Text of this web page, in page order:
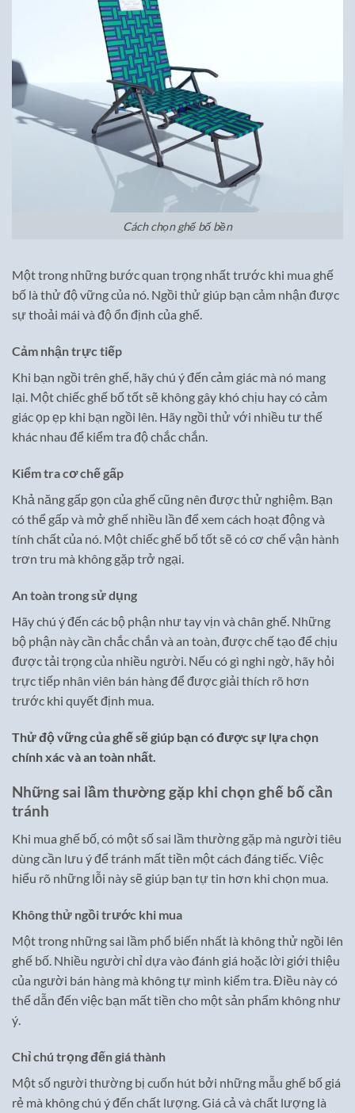
Cách chọn ghế bố bền
Một trong những bước quan trọng nhất trước khi mua ghế
bố là thử độ vững của nó. Ngồi thử giúp bạn cảm nhận được
sự thoải mái và độ ổn định của ghế.
Cảm nhận trực tiếp
Khi bạn ngồi trên ghế, hãy chú ý đến cảm giác mà nó mang
lại. Một chiếc ghế bố tốt sẽ không gây khó chịu hay có cảm
giác ọp ẹp khi bạn ngồi lên. Hãy ngồi thử với nhiều tư thế
khác nhau để kiểm tra độ chắc chắn.
Kiểm tra cơ chế gấp
Khả năng gấp gọn của ghế cũng nên được thử nghiệm. Bạn
có thể gấp và mở ghế nhiều lần để xem cách hoạt động và
tính chất của nó. Một chiếc ghế bố tốt sẽ có cơ chế vận hành
trơn tru mà không gặp trở ngại.
An toàn trong sử dụng
Hãy chú ý đến các bộ phận như tay vịn và chân ghế. Những
bộ phận này cần chắc chắn và an toàn, được chế tạo để chịu
được tải trọng của nhiều người. Nếu có gì nghi ngờ, hãy hỏi
trực tiếp nhân viên bán hàng để được giải thích rõ hơn
trước khi quyết định mua.
Thử độ vững của ghế sẽ giúp bạn có được sự lựa chọn
chính xác và an toàn nhất.
Những sai lầm thường gặp khi chọn ghế bố cần
tránh
Khi mua ghế bố, có một số sai lầm thường gặp mà người tiêu
dùng cần lưu ý để tránh mất tiền một cách đáng tiếc. Việc
hiểu rõ những lỗi này sẽ giúp bạn tự tin hơn khi chọn mua.
Không thử ngồi trước khi mua
Một trong những sai lầm phổ biến nhất là không thử ngồi lên
ghế bố. Nhiều người chỉ dựa vào đánh giá hoặc lời giới thiệu
của người bán hàng mà không tự mình kiểm tra. Điều này có
thể dẫn đến việc bạn mất tiền cho một sản phẩm không như
ý.
Chỉ chú trọng đến giá thành
Một số người thường bị cuốn hút bởi những mẫu ghế bố giá
rẻ mà không chú ý đến chất lượng. Giá cả và chất lượng là